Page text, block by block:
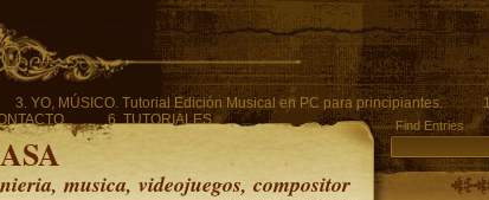
3. YO, MÚSICO. Tutorial Edición Musical en PC para principiantes.
6. TUTORIALES.
musica, videojuegos, compositor
Find Entries